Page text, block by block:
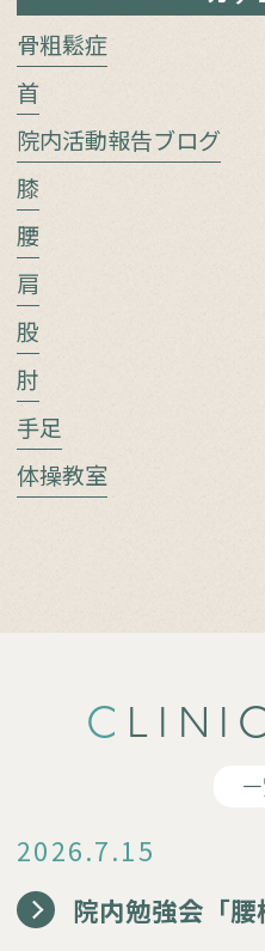
骨粗鬆症
首
院内活動報告ブログ
膝
腰
肩
股
肘
手足
体操教室
2026.7.15
院内勉強会「腰